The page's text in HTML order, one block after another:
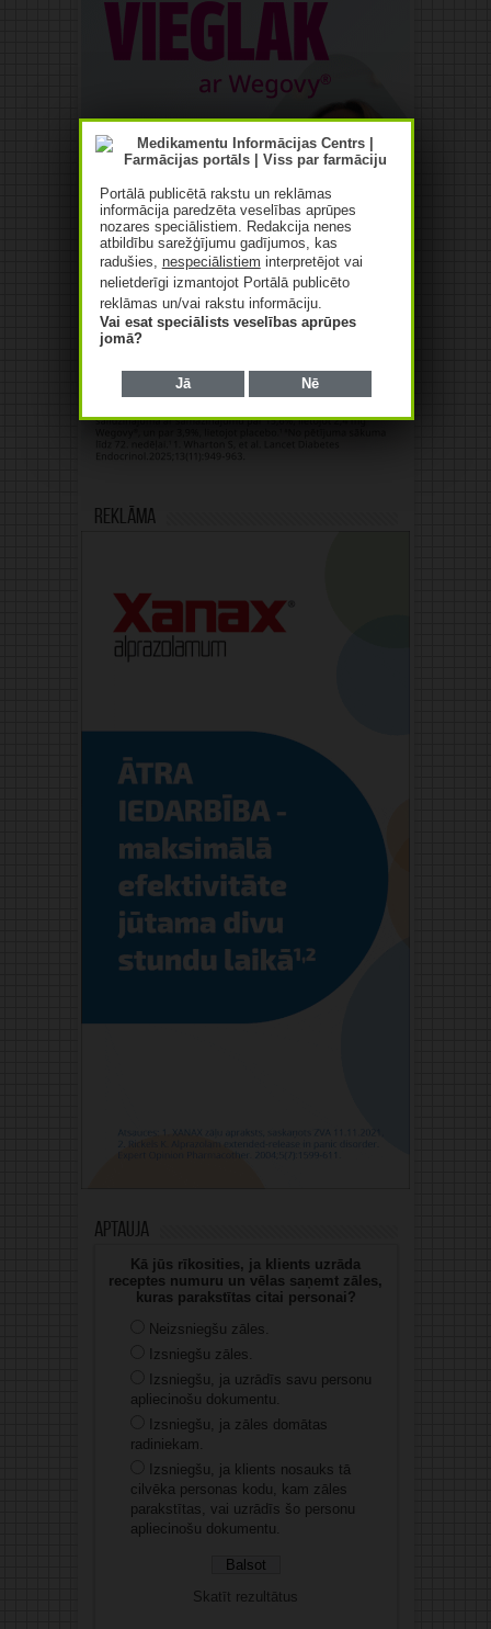
Reklāma
Aptauja
Kā jūs rīkosities, ja klients uzrāda
receptes numuru un vēlas saņemt zāles,
kuras parakstītas citai personai?
Neizsniegšu zāles.
Izsniegšu zāles.
Izsniegšu, ja uzrādīs savu personu
apliecinošu dokumentu.
Izsniegšu, ja zāles domātas
radiniekam.
Izsniegšu, ja klients nosauks tā
cilvēka personas kodu, kam zāles
parakstītas, vai uzrādīs šo personu
apliecinošu dokumentu.
Skatīt rezultātus
Portālā publicētā rakstu un reklāmas
informācija paredzēta veselības aprūpes
nozares speciālistiem. Redakcija nenes
atbildību sarežģījumu gadījumos, kas
radušies, nespeciālistiem interpretējot vai
nelietderīgi izmantojot Portālā publicēto
reklāmas un/vai rakstu informāciju.
Vai esat speciālists veselības aprūpes
jomā?
Jā Nē